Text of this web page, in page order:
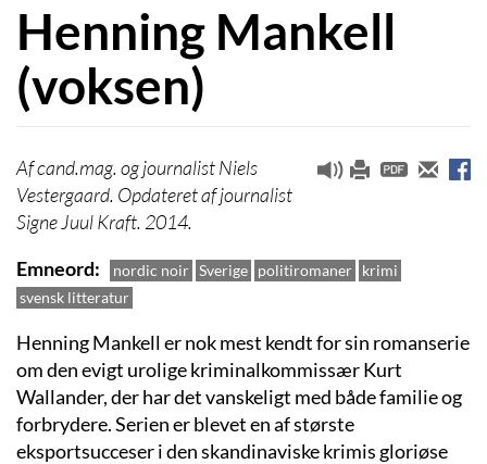
Henning Mankell
(voksen)
cand.mag. og journalist Niels
Vestergaard. Opdateret af journalist
Signe Juul Kraft. 2014.
Emneord
nordic noir Sverige politiromaner krimi
svensk litteratur
Henning Mankell er nok mest kendt for sin romanserie
om den evigt urolige kriminalkommissær Kurt
Wallander, der har det vanskeligt med både familie og
forbrydere. Serien er blevet en af største
eksportsucceser i den skandinaviske krimis gloriøse